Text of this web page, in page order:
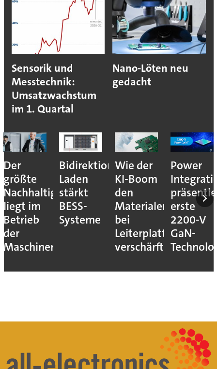
Sensorik und
Messtechnik:
Umsatzwachstum
im 1. Quartal
Nano-Löten neu
gedacht
Der
größte
Nachhaltigkeitshebel
liegt im
Betrieb
der
Maschinen
Bidirektionales
Laden
stärkt
BESS-
Systeme
Wie der
KI-Boom
den
Materialengpass
bei
Leiterplatten
verschärft
Power
erste
2200-V
GaN-